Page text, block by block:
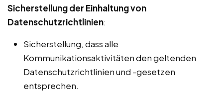
Sicherstellung der Einhaltung von
Datenschutzrichtlinien:
Sicherstellung, dass alle
Kommunikationsaktivitäten den geltenden
Datenschutzrichtlinien und -gesetzen
entsprechen.